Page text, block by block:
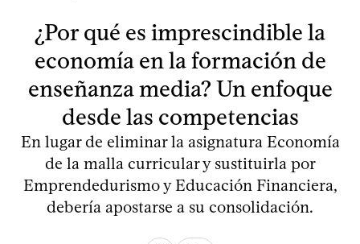
¿Por qué es imprescindible la
economía en la formación de
enseñanza media? Un enfoque
desde las competencias
En lugar de eliminar la asignatura Economía
de la malla curricular y sustituirla por
Emprendedurismo y Educación Financiera,
debería apostarse a su consolidación.